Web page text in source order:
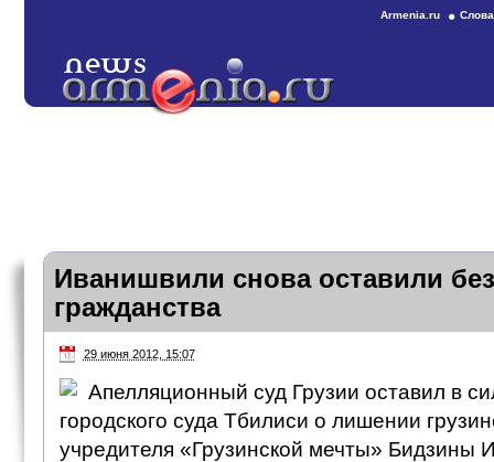
Armenia.ru
Иванишвили снова оставили без
гражданства
29 июня 2012, 15:07
Апелляционный суд Грузии оставил в
городского суда Тбилиси о лишении
учредителя «Грузинской мечты» Бидзины